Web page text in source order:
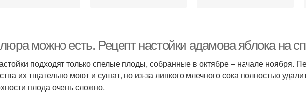
можно есть. Рецепт настойки адамова яблока на
подходят только спелые плоды, собранные в октябре – начале ноября.
их тщательно моют и сушат, но из-за липкого млечного сока полностью
плода очень сложно.